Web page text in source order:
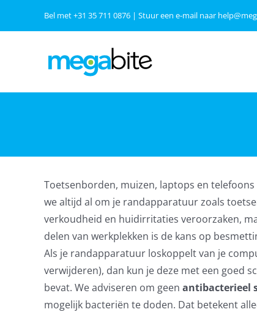
Bel met+31 35 711 0876| Stuur een e-mail naar
Toetsenborden, muizen, laptops en
we altijd al om je randapparatuur zoals
verkoudheid en huidirritaties veroorzaken,
delen van werkplekken is de kans op
Als je randapparatuur loskoppelt van je
verwijderen), dan kun je deze met een goed
bevat. We adviseren om geen antibacterieel
mogelijk bacteriën te doden. Dat betekent